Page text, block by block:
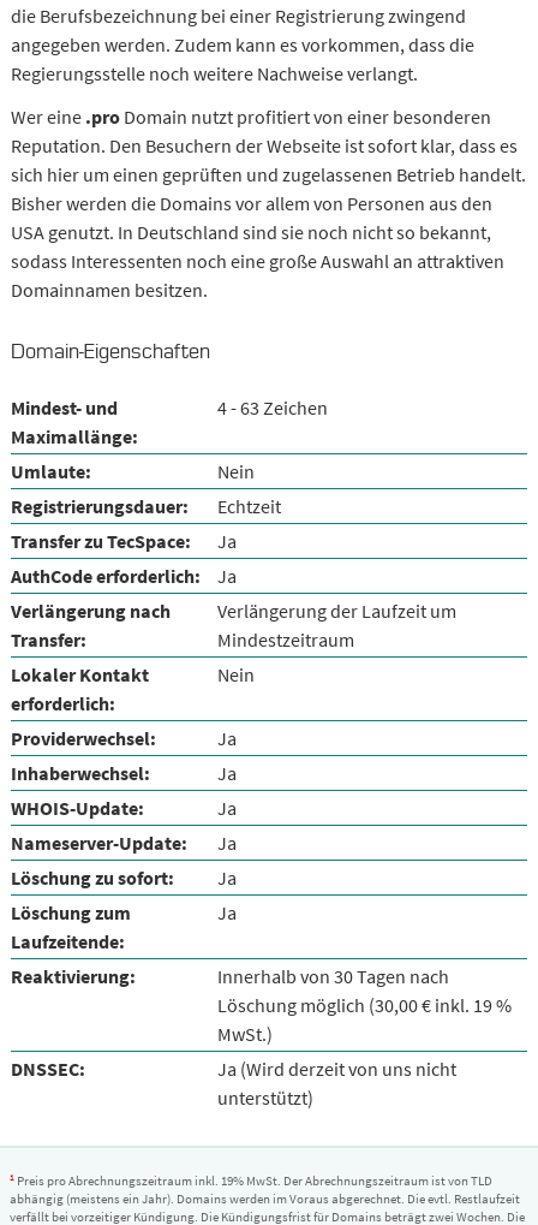
die Berufsbezeichnung bei einer Registrierung zwingend
angegeben werden. Zudem kann es vorkommen, dass die
Regierungsstelle noch weitere Nachweise verlangt.
Wer eine .pro Domain nutzt profitiert von einer besonderen
Reputation. Den Besuchern der Webseite ist sofort klar, dass es
sich hier um einen geprüften und zugelassenen Betrieb handelt.
Bisher werden die Domains vor allem von Personen aus den
USA genutzt. In Deutschland sind sie noch nicht so bekannt,
sodass Interessenten noch eine große Auswahl an attraktiven
Domainnamen besitzen.
Domain-Eigenschaften
Mindest- und
Maximallänge:
4 - 63 Zeichen
Umlaute:
Nein
Registrierungsdauer:
Echtzeit
Transfer zu TecSpace:
Ja
AuthCode erforderlich:
Ja
Verlängerung nach
Transfer:
Verlängerung der Laufzeit um
Mindestzeitraum
Lokaler Kontakt
erforderlich:
Nein
Providerwechsel:
Ja
Inhaberwechsel:
Ja
WHOIS-Update:
Ja
Nameserver-Update:
Ja
Löschung zu sofort:
Ja
Löschung zum
Laufzeitende:
Ja
Reaktivierung:
Innerhalb von 30 Tagen nach
Löschung möglich (30,00 € inkl. 19 %
MwSt.)
DNSSEC:
Ja (Wird derzeit von uns nicht
unterstützt)
1Preis pro Abrechnungszeitraum inkl. 19% MwSt. Der Abrechnungszeitraum ist von TLD
abhängig (meistens ein Jahr). Domains werden im Voraus abgerechnet. Die evtl. Restlaufzeit
verfällt bei vorzeitiger Kündigung. Die Kündigungsfrist für Domains beträgt zwei Wochen. Die